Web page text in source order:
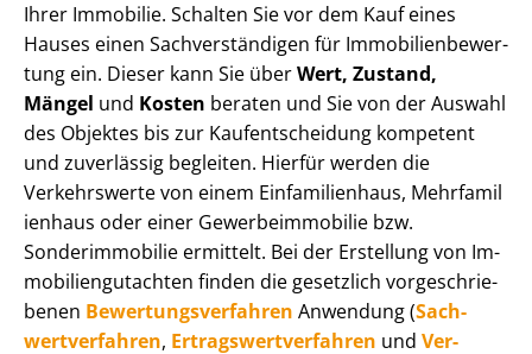
Ihrer Immobilie. Schalten Sie vor dem Kauf eines
Hauses einen Sach­ver­stän­di­gen für Im­mo­bi­li­en­be­wer­
tung ein. Dieser kann Sie überWert, Zustand,
Mängel und Kosten beraten und Sie von der Auswahl
des Objektes bis zur Kauf­ent­schei­dung kompetent
und zuverlässig begleiten. Hierfür werden die
Verkehrswerte von einem Einfamilienhaus, Mehr­fa­mi­l
i­en­haus oder einer Ge­wer­be­im­mo­bi­lie bzw.
Sonderimmobilie ermittelt. Bei der Erstellung von Im­
mo­bi­li­en­gut­ach­ten finden die gesetzlich vor­ge­schrie­
be­nen Be­wer­tungs­ver­fah­ren Anwendung (Sach­
wert­ver­fah­ren, Er­trags­wert­ver­fah­ren und Ver­